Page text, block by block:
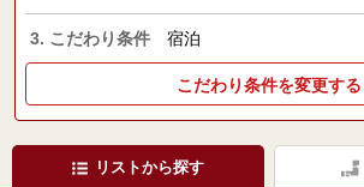
3. こだわり条件 宿泊
こだわり条件を変更する
リストから探す